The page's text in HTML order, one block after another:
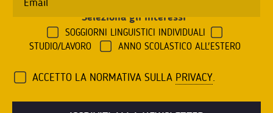
Seleziona gli interessi
SOGGIORNI LINGUISTICI INDIVIDUALI
STUDIO/LAVORO
ANNO SCOLASTICO ALL'ESTERO
ACCETTO LA NORMATIVA SULLA PRIVACY.